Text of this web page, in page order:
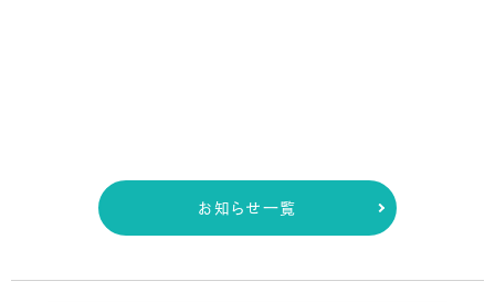
お知らせ一覧